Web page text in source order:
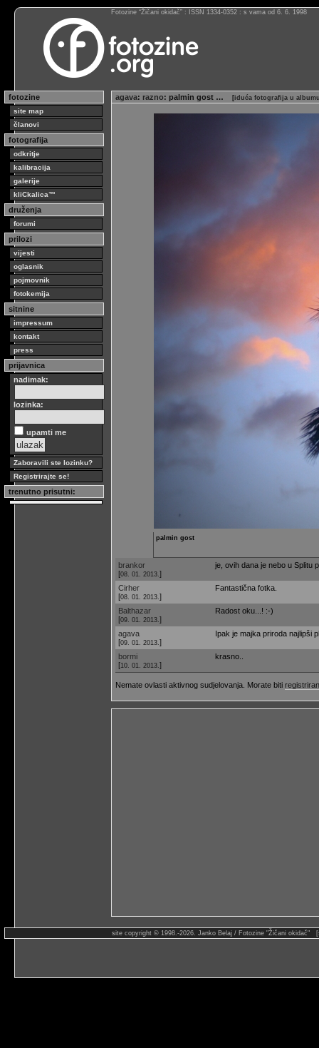
Fotozine “Žičani okidač” : ISSN 1334-0352 : s vama od 6. 6. 1998
fotozine
site map
članovi
fotografija
odkritje
kalibracija
galerije
kliCkalica™
druženja
forumi
prilozi
vijesti
oglasnik
pojmovnik
fotokemija
sitnine
impressum
kontakt
press
prijavnica
nadimak:
lozinka:
upamti me
Zaboravili ste lozinku?
Registrirajte se!
trenutno prisutni:
agava: razno: palmin gost … [iduća fotografija u
palmin gost
brankor
[08. 01. 2013. ]
je, ovih dana je nebo u Splitu
Cirher
[08. 01. 2013. ]
Fantastična fotka.
Balthazar
[09. 01. 2013. ]
Radost oku...! :-)
agava
[09. 01. 2013. ]
Ipak je majka priroda najlipši
bormi
[10. 01. 2013. ]
krasno..
Nemate ovlasti aktivnog sudjelovanja. Morate biti
site copyright © 1998.-2026. Janko Belaj / Fotozine "Žičani okidač"